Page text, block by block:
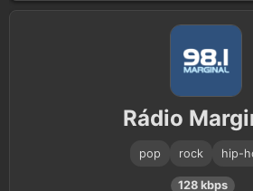
Rádio
pop rock hip-
128 kbps